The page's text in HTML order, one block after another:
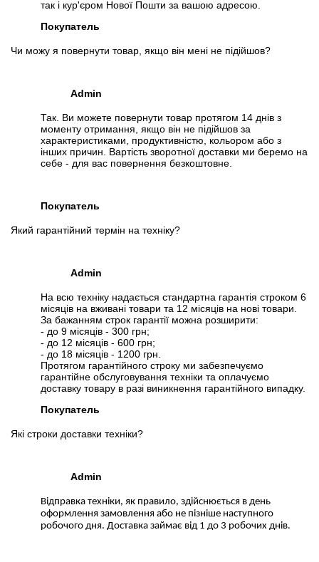
так і кур'єром Нової Пошти за вашою адресою.
Покупатель
Чи можу я повернути товар, якщо він мені не підійшов?
Admin
Так. Ви можете повернути товар протягом 14 днів з
моменту отримання, якщо він не підійшов за
характеристиками, продуктивністю, кольором або з
інших причин. Вартість зворотної доставки ми беремо на
себе - для вас повернення безкоштовне.
Покупатель
Який гарантійний термін на техніку?
Admin
На всю техніку надається стандартна гарантія строком 6
місяців на вживані товари та 12 місяців на нові товари.
За бажанням строк гарантії можна розширити:
- до 9 місяців - 300 грн;
- до 12 місяців - 600 грн;
- до 18 місяців - 1200 грн.
Протягом гарантійного строку ми забезпечуємо
гарантійне обслуговування техніки та оплачуємо
доставку товару в разі виникнення гарантійного випадку.
Покупатель
Які строки доставки техніки?
Admin
Відправка техніки, як правило, здійснюється в день
оформлення замовлення або не пізніше наступного
робочого дня. Доставка займає від 1 до 3 робочих днів.